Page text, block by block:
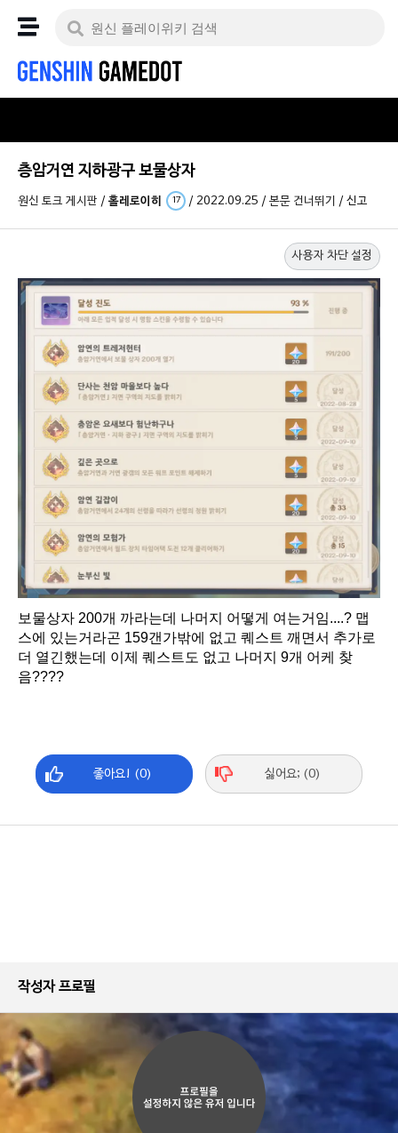
층암거연 지하광구 보물상자
원신 토크 게시판 / 홀레로이히 17 / 2022.09.25 / 본문 건너뛰기 / 신고
사용자 차단 설정
보물상자 200개 까라는데 나머지 어떻게 여는거임....? 맵
스에 있는거라곤 159갠가밖에 없고 퀘스트 깨면서 추가로
더 열긴했는데 이제 퀘스트도 없고 나머지 9개 어케 찾
음????
좋아요! (0) 싫어요; (0)
작성자 프로필